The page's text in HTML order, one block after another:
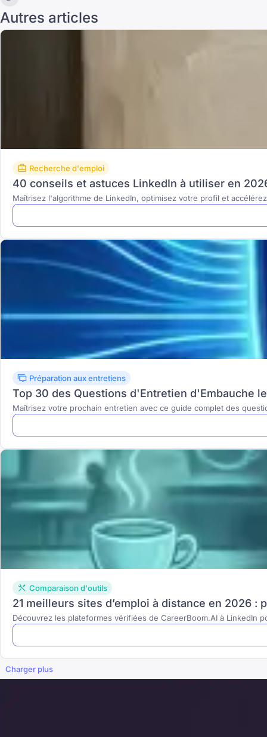
Autres articles
Recherche d'emploi
40 conseils et astuces LinkedIn à utiliser en
Maîtrisez l'algorithme de LinkedIn, optimisez votre profil et
Préparation aux entretiens
Top 30 des Questions d'Entretien d'Embauche
Maîtrisez votre prochain entretien avec ce guide complet des
Comparaison d'outils
21 meilleurs sites d’emploi à distance en 2026 :
Découvrez les plateformes vérifiées de CareerBoom.AI à LinkedIn
Charger plus